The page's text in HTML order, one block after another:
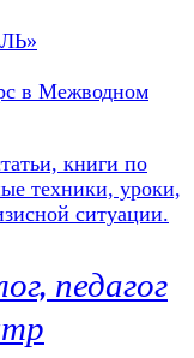
в Межводном
педагог